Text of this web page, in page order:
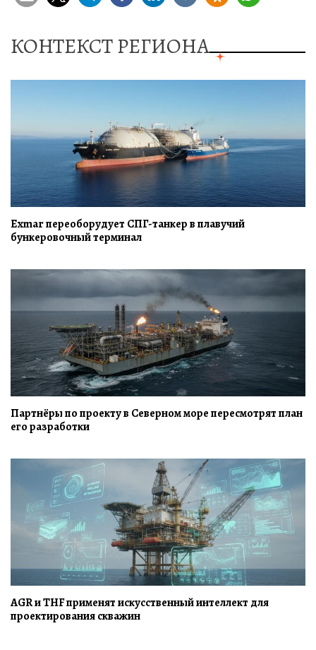
КОНТЕКСТ РЕГИОНА
Exmar переоборудует СПГ-танкер в плавучий
бункеровочный терминал
Партнёры по проекту в Северном море пересмотрят план
его разработки
AGR и THF применят искусственный интеллект для
проектирования скважин